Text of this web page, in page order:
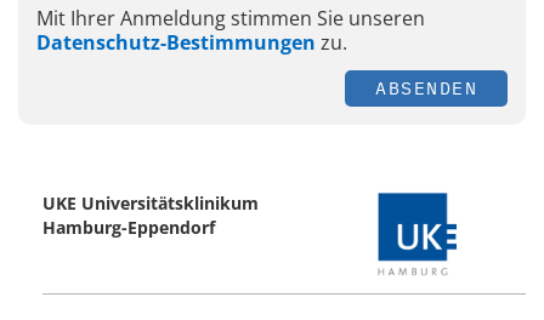
Mit Ihrer Anmeldung stimmen Sie unseren
Datenschutz-Bestimmungen zu.
ABSENDEN
UKE Universitätsklinikum
Hamburg-Eppendorf